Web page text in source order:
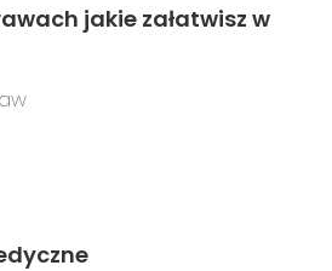
jakie załatwisz w